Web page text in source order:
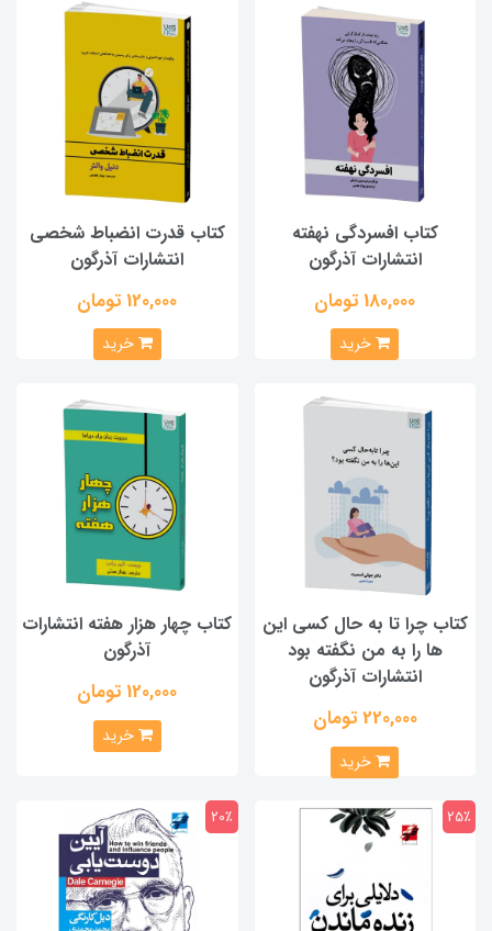
کتاب افسردگی نهفته
انتشارات آذرگون
180,000 تومان
خرید
کتاب قدرت انضباط شخصی
انتشارات آذرگون
120,000 تومان
خرید
کتاب چرا تا به حال کسی این
ها را به من نگفته بود
انتشارات آذرگون
220,000 تومان
خرید
کتاب چهار هزار هفته انتشارات
آذرگون
120,000 تومان
خرید
25٪ 20٪